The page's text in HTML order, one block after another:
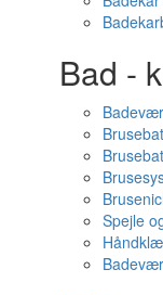
Bad -
Spejle